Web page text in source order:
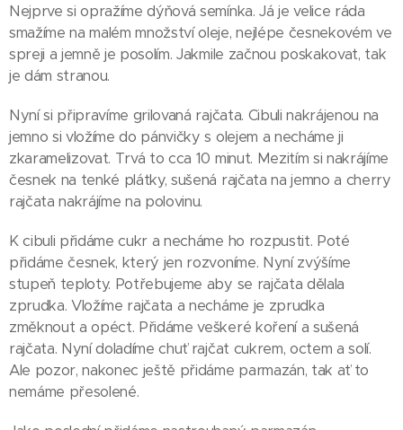
Nejprve si opražíme dýňová semínka. Já je velice ráda
smažíme na malém množství oleje, nejlépe česnekovém ve
spreji a jemně je posolím. Jakmile začnou poskakovat, tak
je dám stranou.
Nyní si připravíme grilovaná rajčata. Cibuli nakrájenou na
jemno si vložíme do pánvičky s olejem a necháme ji
zkaramelizovat. Trvá to cca 10 minut. Mezitím si nakrájíme
česnek na tenké plátky, sušená rajčata na jemno a cherry
rajčata nakrájíme na polovinu.
K cibuli přidáme cukr a necháme ho rozpustit. Poté
přidáme česnek, který jen rozvoníme. Nyní zvýšíme
stupeň teploty. Potřebujeme aby se rajčata dělala
zprudka. Vložíme rajčata a necháme je zprudka
změknout a opéct. Přidáme veškeré koření a sušená
rajčata. Nyní doladíme chuť rajčat cukrem, octem a solí.
Ale pozor, nakonec ještě přidáme parmazán, tak ať to
nemáme přesolené.